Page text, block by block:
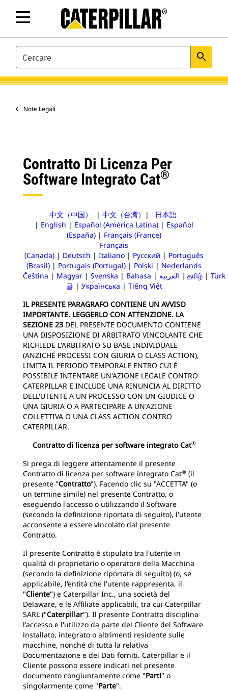
SEARCH search
Note Legali
Contratto Di Licenza Per
Software Integrato Cat®
中文（中国） | 中文（台湾） |
日本語
| English | Español (América Latina) | Español
(España) | Français (France)
Français
(Canada) | Deutsch | Italiano | Русский | Português
(Brasil) | Portugais (Portugal) | Polski | Nederlands
Čeština | Magyar | Svenska | Bahasa | العربية | தமிழ் | Türk
글 | Українська | Tiếng Việt
IL PRESENTE PARAGRAFO CONTIENE UN AVVISO
IMPORTANTE. LEGGERLO CON ATTENZIONE. LA
SEZIONE 23 DEL PRESENTE DOCUMENTO CONTIENE
UNA DISPOSIZIONE DI ARBITRATO VINCOLANTE CHE
RICHIEDE L'ARBITRATO SU BASE INDIVIDUALE
(ANZICHÉ PROCESSI CON GIURIA O CLASS ACTION),
LIMITA IL PERIODO TEMPORALE ENTRO CUI È
POSSIBILE INTENTARE UN'AZIONE LEGALE CONTRO
CATERPILLAR E INCLUDE UNA RINUNCIA AL DIRITTO
DELL'UTENTE A UN PROCESSO CON UN GIUDICE O
UNA GIURIA O A PARTECIPARE A UN'AZIONE
COLLETTIVA O UNA CLASS ACTION CONTRO
CATERPILLAR.
Contratto di licenza per software integrato Cat®
Si prega di leggere attentamente il presente
Contratto di licenza per software integrato Cat® (il
presente "Contratto"). Facendo clic su "ACCETTA" (o
un termine simile) nel presente Contratto, o
eseguendo l'accesso o utilizzando il Software
(secondo la definizione riportata di seguito), l'utente
acconsente a essere vincolato dal presente
Contratto.
Il presente Contratto è stipulato tra l'utente in
qualità di proprietario o operatore della Macchina
(secondo la definizione riportata di seguito) (o, se
applicabile, l'entità che l'utente rappresenta, il
"Cliente") e Caterpillar Inc., una società del
Delaware, e le Affiliate applicabili, tra cui Caterpillar
SARL ("Caterpillar"). Il presente Contratto disciplina
l'accesso e l'utilizzo da parte del Cliente del Software
installato, integrato o altrimenti residente sulle
macchine, nonché di tutta la relativa
Documentazione e dei Dati forniti. Caterpillar e il
Cliente possono essere indicati nel presente
documento congiuntamente come "Parti" o
singolarmente come "Parte".